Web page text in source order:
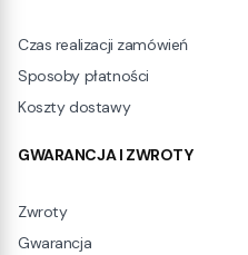
Czas realizacji zamówień
Sposoby płatności
Koszty dostawy
GWARANCJA I ZWROTY
Zwroty
Gwarancja